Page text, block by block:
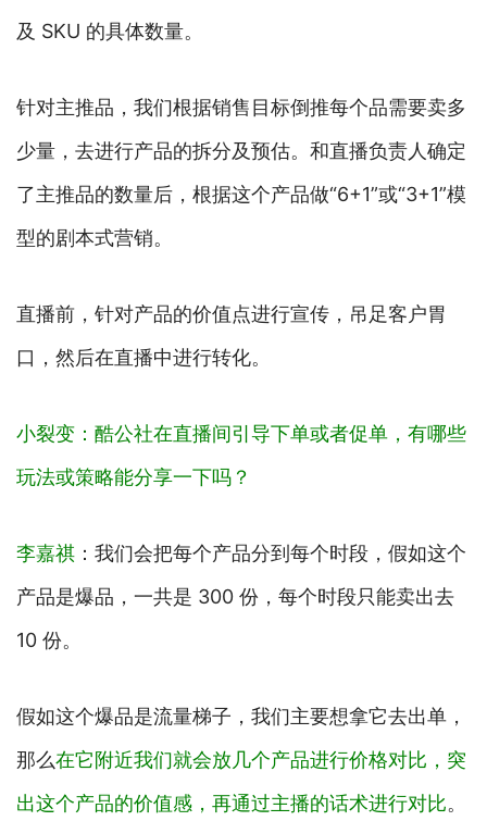
及 SKU 的具体数量。
针对主推品，我们根据销售目标倒推每个品需要卖多
少量，去进行产品的拆分及预估。和直播负责人确定
了主推品的数量后，根据这个产品做“6+1”或“3+1”模
型的剧本式营销。
直播前，针对产品的价值点进行宣传，吊足客户胃
口，然后在直播中进行转化。
小裂变：酷公社在直播间引导下单或者促单，有哪些
玩法或策略能分享一下吗？
李嘉祺 ：我们会把每个产品分到每个时段，假如这个
产品是爆品，一共是 300 份，每个时段只能卖出去
10 份。
假如这个爆品是流量梯子，我们主要想拿它去出单，
那么在它附近我们就会放几个产品进行价格对比，突
出这个产品的价值感，再通过主播的话术进行对比。